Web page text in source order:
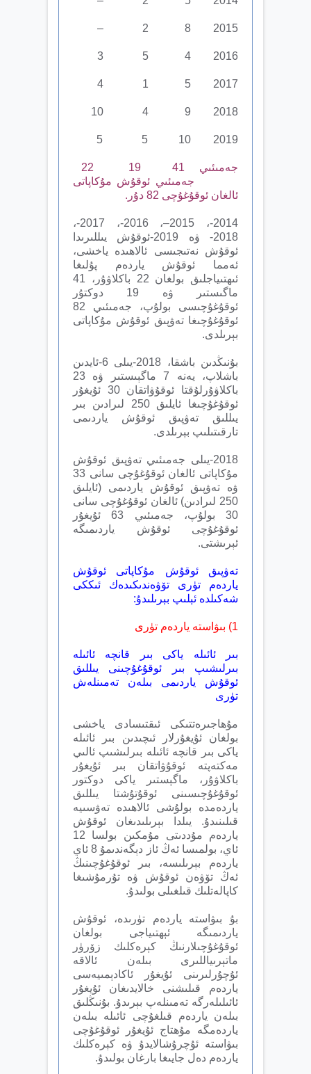
2015 8 2 –
2016 4 5 3
2017 5 1 4
2018 9 4 10
2019 10 5 5
جەمىئىي ئوقۇش مۇكاپاتى
ئالغان ئوقۇغۇچى 82 دۇر.
2014-، 2015–، 2016-، 2017-،
2018- ۋە 2019-ئوقۇش يىللىرىدا
ئوقۇش نەتىجىسى ئالاھىدە ياخشى،
ئەمما ئوقۇش ياردەم پۇلىغا
ئىھتىياجلىق بولغان 22 باكلاۋۇر، 41
ماگىستىر ۋە 19 دوكتۇر
ئوقۇغۇچىسى بولۇپ، جەمىئىي 82
ئوقۇغۇچىغا تەۋپىق ئوقۇش مۇكاپاتى
بېرىلدى.
بۇنىڭدىن باشقا، 2018-يىلى 6-ئايدىن
باشلاپ، يەنە 7 ماگېىستىر ۋە 23
باكلاۋۇرلۇقتا ئوقۇۋاتقان 30 ئۇيغۇر
ئوقۇغۇچىغا ئايلىق 250 لىرادىن بىر
يىللىق تەۋپىق ئوقۇش ياردىمى
تارقىتىلىپ بېرىلدى.
2018-يىلى جەمىئىي تەۋپىق ئوقۇش
مۇكاپاتى ئالغان ئوقۇغۇچى سانى 33
ۋە تەۋپىق ئوقۇش ياردىمى (ئايلىق
250 لىرادىن) ئالغان ئوقۇغۇچى سانى
30 بولۇپ، جەمىئىي 63 ئۇيغۇر
ئوقۇغۇچى ئوقۇش ياردىمىگە
ئېرىشتى.
تەۋپىق ئوقۇش مۇكاپاتى ئوقۇش
ياردەم تۈرى تۆۋەندىكىدەك ئىككى
شەكىلدە ئېلىپ بېرىلىدۇ:
1) بىۋاستە ياردەم تۈرى
بىر ئائىلە ياكى بىر قانچە ئائىلە
بىرلىشىپ بىر ئوقۇغۇچىنى يىللىق
ئوقۇش ياردىمى بىلەن تەمىنلەش
تۈرى
مۇھاجىرەتتىكى ئىقتىسادى ياخشى
بولغان ئۇيغۇرلار ئىچىدىن بىر ئائىلە
ياكى بىر قانچە ئائىلە بىرلىشىپ ئالىي
مەكتەپتە ئوقۇۋاتقان بىر ئۇيغۇر
باكلاۋۇر، ماگېستىر ياكى دوكتور
ئوقۇغۇچىسىنى ئوقۇتۇشتا يىللىق
ياردەمدە بولۇشى ئالاھىدە تەۋسىيە
قىلىنىدۇ. يىلدا بېرىلىدىغان ئوقۇش
ياردەم مۇددىتى مۇمكىن بولسا 12
ئاي، بولمىسا ئەڭ ئاز دېگەندىمۇ 8 ئاي
ياردەم بېرىلىسە، بىر ئوقۇغۇچىنىڭ
ئەڭ تۆۋەن ئوقۇش ۋە تۇرمۇشىغا
كاپالەتلىك قىلغىلى بولىدۇ.
بۇ بىۋاستە ياردەم تۈرىدە، ئوقۇش
ياردىمىگە ئېھتىياجى بولغان
ئوقۇغۇچىلارنىڭ كېرەكلىك زۆرۈر
ماتېرىياللىرى بىلەن ئالاقە
ئۇچۇرلىرىنى ئۇيغۇر ئاكادېمىيەسى
ياردەم قىلىشنى خالايدىغان ئۇيغۇر
ئائىلىلەرگە تەمىنلەپ بېرىدۇ. بۇنىڭلىق
بىلەن ياردەم قىلغۇچى ئائىلە بىلەن
ياردەمگە مۇھتاج ئۇيغۇر ئوقۇغۇچى
بىۋاستە ئۇچرۇشالايدۇ ۋە كېرەكلىك
ياردەم دەل جايىغا بارغان بولىدۇ.